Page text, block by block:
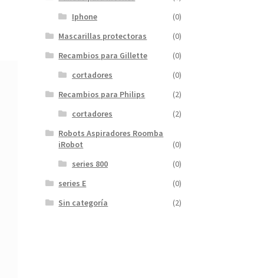
Iphone
(0)
Mascarillas protectoras
(0)
Recambios para Gillette
(0)
cortadores
(0)
Recambios para Philips
(2)
cortadores
(2)
Robots Aspiradores Roomba
iRobot
(0)
series 800
(0)
series E
(0)
Sin categoría
(2)